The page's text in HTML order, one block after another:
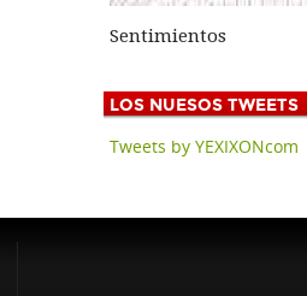
Sentimientos
LOS NUESOS TWEETS
Tweets by YEXIXONcom